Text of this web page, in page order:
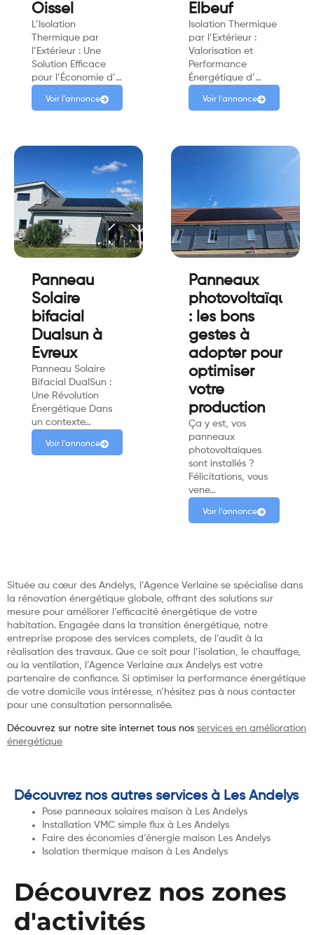
Oissel
L’Isolation
Thermique par
l’Extérieur : Une
Solution Efficace
pour l’Économie d’…
Voir l'annonce
Elbeuf
Isolation Thermique
par l’Extérieur :
Valorisation et
Performance
Énergétique d’…
Voir l'annonce
Panneau
Solaire
bifacial
Dualsun à
Evreux
Panneau Solaire
Bifacial DualSun :
Une Révolution
Énergétique Dans
un contexte…
Voir l'annonce
Panneaux
photovoltaïques
: les bons
gestes à
adopter pour
optimiser
votre
production
Ça y est, vos
panneaux
photovoltaïques
sont installés ?
Félicitations, vous
vene…
Voir l'annonce
Située au cœur des Andelys, l’Agence Verlaine se spécialise dans
la rénovation énergétique globale, offrant des solutions sur
mesure pour améliorer l’efficacité énergétique de votre
habitation. Engagée dans la transition énergétique, notre
entreprise propose des services complets, de l’audit à la
réalisation des travaux. Que ce soit pour l’isolation, le chauffage,
ou la ventilation, l’Agence Verlaine aux Andelys est votre
partenaire de confiance. Si optimiser la performance énergétique
de votre domicile vous intéresse, n’hésitez pas à nous contacter
pour une consultation personnalisée.
Découvrez sur notre site internet tous nos services en amélioration
énergétique
Découvrez nos autres services à Les Andelys
Pose panneaux solaires maison à Les Andelys
Installation VMC simple flux à Les Andelys
Faire des économies d’énergie maison Les Andelys
Isolation thermique maison à Les Andelys
Découvrez nos zones
d'activités